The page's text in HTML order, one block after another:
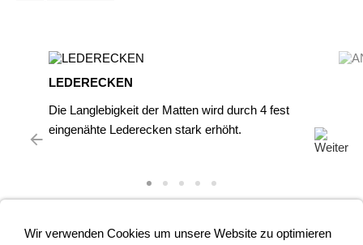
LEDERECKEN
Die Langlebigkeit der Matten wird durch 4 fest
eingenähte Lederecken stark erhöht.
Wir verwenden Cookies um unsere Website zu optimieren